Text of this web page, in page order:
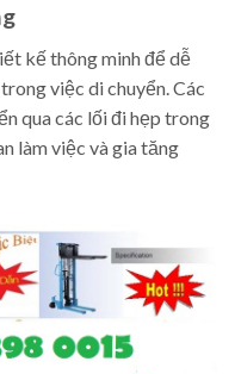
kế thông minh để dễ
việc di chuyển. Các
qua các lối đi hẹp trong
làm việc và gia tăng